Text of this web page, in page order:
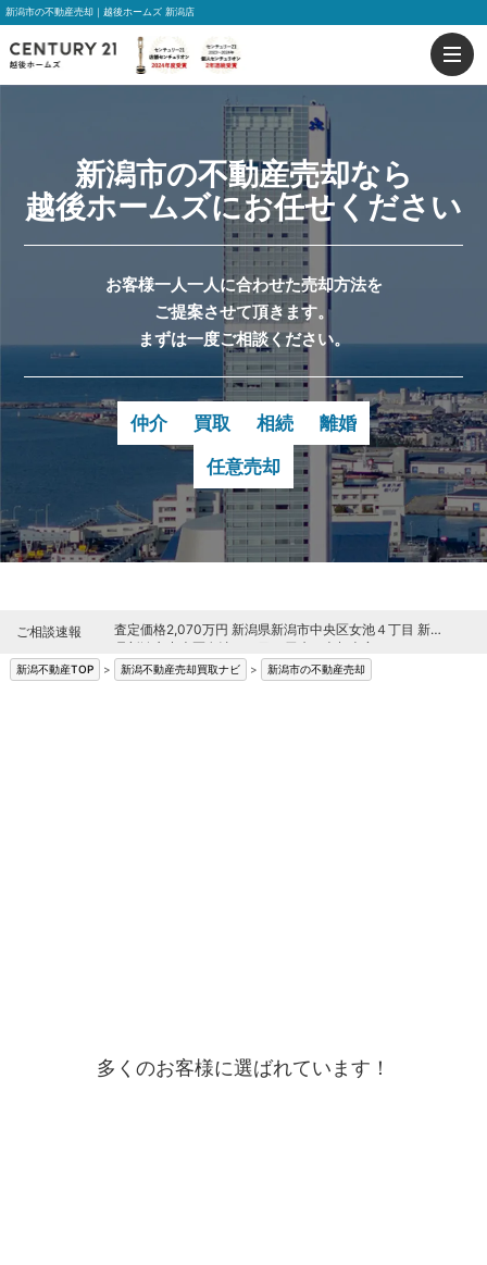
新潟市の不動産売却｜越後ホームズ 新潟店
新潟市の不動産売却なら
越後ホームズにお任せください
お客様一人一人に合わせた売却方法を
ご提案させて頂きます。
まずは一度ご相談ください。
仲介 買取 相続
離婚
任意売却
ご相談速報
新潟不動産TOP > 新潟不動産売却買取ナビ > 新潟市の不動産売却
多くのお客様に選ばれています！